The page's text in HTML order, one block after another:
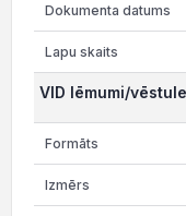
VID lēmumi/